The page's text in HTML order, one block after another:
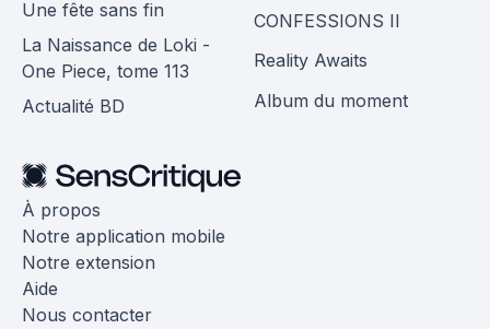
Une fête sans fin
La Naissance de Loki -
One Piece, tome 113
Actualité BD
CONFESSIONS II
Reality Awaits
Album du moment
À propos
Notre application mobile
Notre extension
Aide
Nous contacter